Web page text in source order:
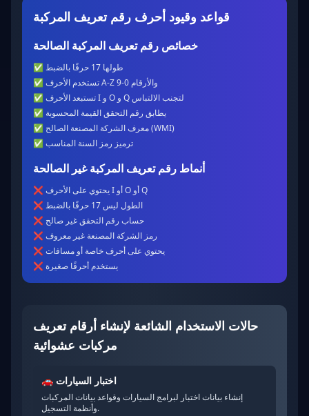
قواعد وقيود أحرف رقم تعريف المركبة
خصائص رقم تعريف المركبة الصالحة
✅
طولها 17 حرفًا بالضبط
✅
تستخدم الأحرف A-Z والأرقام 0-9
✅
تستبعد الأحرف I و O و Q لتجنب الالتباس
✅ يطابق رقم التحقق القيمة المحسوبة
✅
معرف الشركة المصنعة الصالح (WMI)
✅ ترميز رمز السنة المناسب
أنماط رقم تعريف المركبة غير الصالحة
❌
يحتوي على الأحرف I أو O أو Q
❌
الطول ليس 17 حرفًا بالضبط
❌ حساب رقم التحقق غير صالح
❌ رمز الشركة المصنعة غير معروف
❌ يحتوي على أحرف خاصة أو مسافات
❌ يستخدم أحرفًا صغيرة
حالات الاستخدام الشائعة لإنشاء أرقام تعريف
مركبات عشوائية
🚗 اختبار السيارات
إنشاء بيانات اختبار لبرامج السيارات وقواعد بيانات المركبات
وأنظمة التسجيل.